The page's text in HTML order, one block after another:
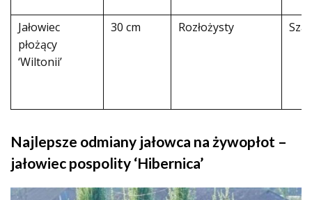
Jałowiec
płożący
‘Wiltonii’
30 cm Rozłożysty
Najlepsze odmiany jałowca na żywopłot –
jałowiec pospolity ‘Hibernica’